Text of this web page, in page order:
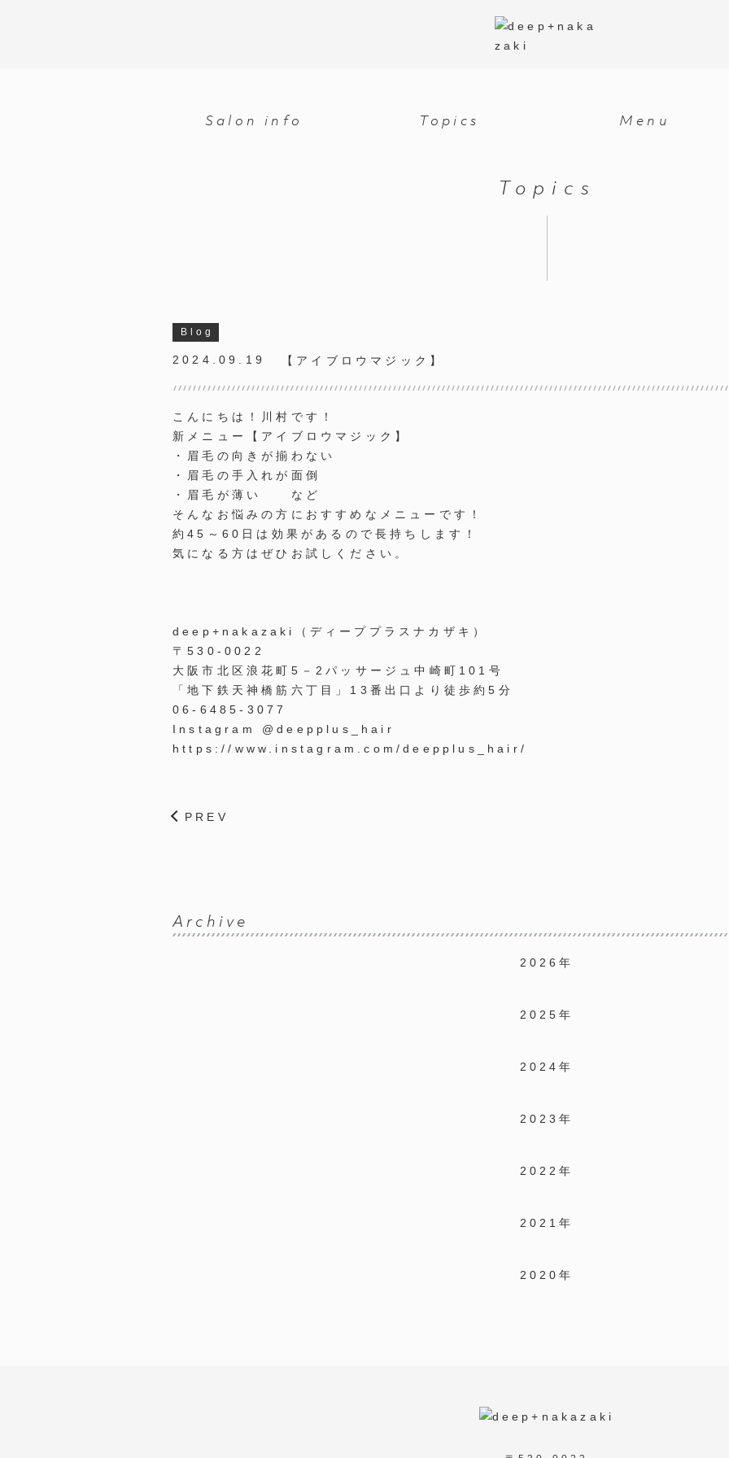
Salon info Topics Menu
Topics
Blog
2024.09.19 【アイブロウマジック】
こんにちは！川村です！
新メニュー【アイブロウマジック】
・眉毛の向きが揃わない
・眉毛の手入れが面倒
・眉毛が薄い など
そんなお悩みの方におすすめなメニューです！
約45～60日は効果があるので長持ちします！
気になる方はぜひお試しください。
deep+nakazaki（ディーププラスナカザキ）
〒530-0022
大阪市北区浪花町5－2パッサージュ中崎町101号
「地下鉄天神橋筋六丁目」13番出口より徒歩約5分
06-6485-3077
Instagram @deepplus_hair
https://www.instagram.com/deepplus_hair/
PREV
Archive
2026年
2025年
2024年
2023年
2022年
2021年
2020年